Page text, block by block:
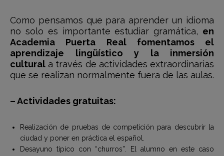
Como pensamos que para aprender un idioma
no solo es importante estudiar gramática, en
Academia Puerta Real fomentamos el
aprendizaje lingüístico y la inmersión
cultural a través de actividades extraordinarias
que se realizan normalmente fuera de las aulas.
– Actividades gratuitas:
Realización de pruebas de competición para descubrir la
ciudad y poner en práctica el español.
Desayuno típico con “churros”. El alumno en este caso